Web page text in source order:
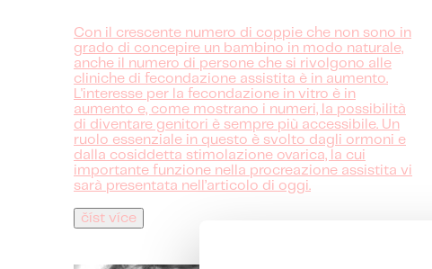
Con il crescente numero di coppie che non sono in
grado di concepire un bambino in modo naturale,
anche il numero di persone che si rivolgono alle
cliniche di fecondazione assistita è in aumento.
L'interesse per la fecondazione in vitro è in
aumento e, come mostrano i numeri, la possibilità
di diventare genitori è sempre più accessibile. Un
ruolo essenziale in questo è svolto dagli ormoni e
dalla cosiddetta stimolazione ovarica, la cui
importante funzione nella procreazione assistita vi
sarà presentata nell’articolo di oggi.
číst více